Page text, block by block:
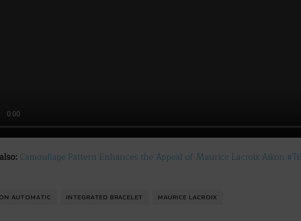
Camouflage Pattern Enhances the Appeal of Maurice Lacroix Aikon
AUTOMATIC INTEGRATED BRACELET MAURICE LACROIX